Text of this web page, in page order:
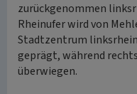
zurückgenommen
Rheinufer wird von
Stadtzentrum
geprägt, während
überwiegen.